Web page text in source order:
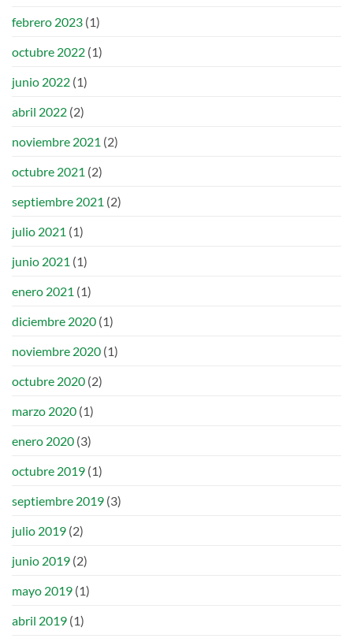
febrero 2023 (1)
octubre 2022 (1)
junio 2022 (1)
abril 2022 (2)
noviembre 2021 (2)
octubre 2021 (2)
septiembre 2021 (2)
julio 2021 (1)
junio 2021 (1)
enero 2021 (1)
diciembre 2020 (1)
noviembre 2020 (1)
octubre 2020 (2)
marzo 2020 (1)
enero 2020 (3)
octubre 2019 (1)
septiembre 2019 (3)
julio 2019 (2)
junio 2019 (2)
mayo 2019 (1)
abril 2019 (1)